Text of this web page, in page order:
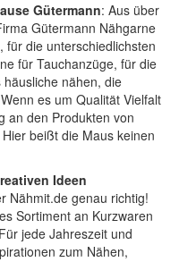
Gütermann: Aus über
Gütermann Nähgarne
für die unterschiedlichsten
für Tauchanzüge, für die
nähen, die
es um Qualität Vielfalt
an den Produkten von
beißt die Maus keinen
Ideen
Nähmit.de genau richtig!
Sortiment an Kurzwaren
jede Jahreszeit und
zum Nähen,